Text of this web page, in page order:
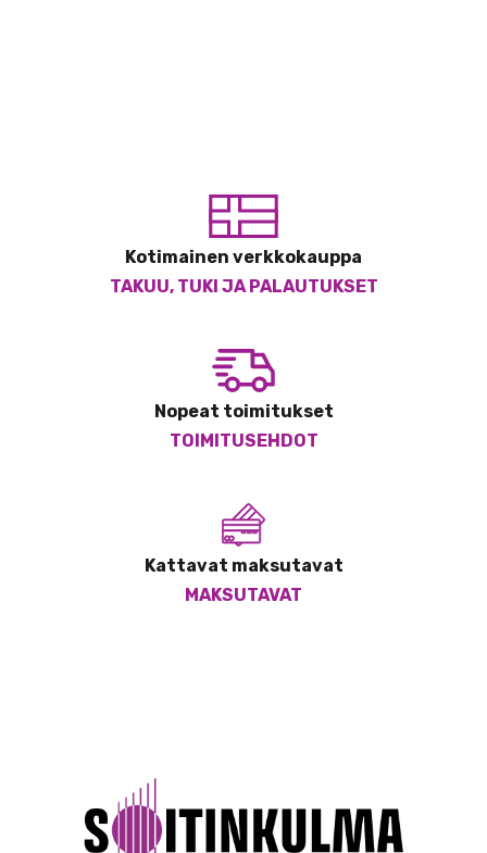
Kotimainen verkkokauppa
TAKUU, TUKI JA PALAUTUKSET
Nopeat toimitukset
TOIMITUSEHDOT
Kattavat maksutavat
MAKSUTAVAT